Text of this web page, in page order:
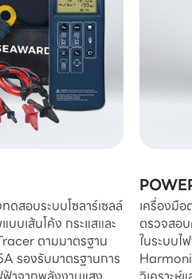
ดสอบระบบโซลาร์เซลล์
บเส้นโค้ง กระแสและ
ตามมาตรฐาน
รองรับมาตรฐานการ
เครื่องมือ
ตรวจสอ
ในระบบไ